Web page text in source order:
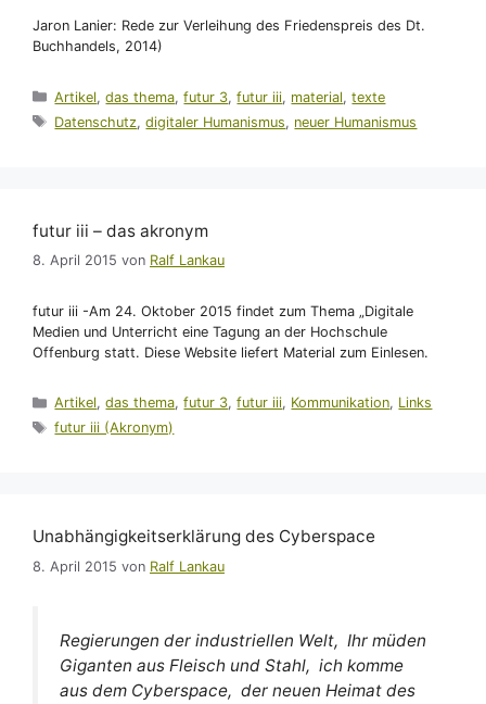
Jaron Lanier: Rede zur Verleihung des Friedenspreis des Dt.
Buchhandels, 2014)
Kategorien
Artikel,das thema,futur 3,futur iii, material,texte
Schlagwörter
Datenschutz,digitaler Humanismus, neuer Humanismus
futur iii – das akronym
8. April 2015 von Ralf Lankau
futur iii -Am 24. Oktober 2015 findet zum Thema „Digitale
Medien und Unterricht eine Tagung an der Hochschule
Offenburg statt. Diese Website liefert Material zum Einlesen.
Kategorien
Artikel,das thema,futur 3,futur iii, Kommunikation, Links
Schlagwörter
futur iii (Akronym)
Unabhängigkeitserklärung des Cyberspace
8. April 2015 von Ralf Lankau
Regierungen der industriellen Welt, Ihr müden
Giganten aus Fleisch und Stahl, ich komme
aus dem Cyberspace, der neuen Heimat des